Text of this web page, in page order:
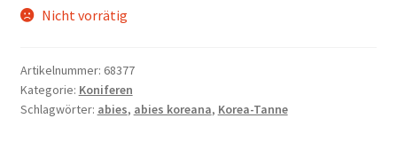
Nicht vorrätig
Artikelnummer: 68377
Kategorie: Koniferen
Schlagwörter: abies, abies koreana, Korea-Tanne